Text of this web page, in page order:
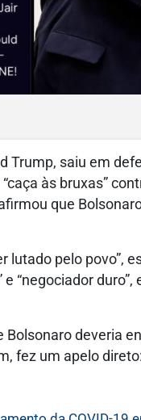
Trump, saiu em
às bruxas”
que
lutado pelo povo”,
“negociador
deveria
fez um apelo